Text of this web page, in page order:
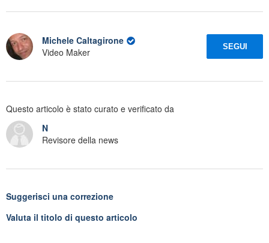
Michele Caltagirone
Video Maker
SEGUI
Questo articolo è stato curato e verificato da
N
Revisore della news
Suggerisci una correzione
Valuta il titolo di questo articolo